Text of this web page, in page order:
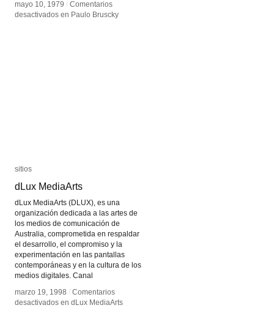
mayo 10, 1979 / Comentarios
desactivados en Paulo Bruscky
mayo 10, 1979 / Comentarios
desactivados en Paulo Bruscky
sitios
dLux MediaArts
dLux MediaArts (DLUX), es una
organización dedicada a las artes de
los medios de comunicación de
Australia, comprometida en respaldar
el desarrollo, el compromiso y la
experimentación en las pantallas
contemporáneas y en la cultura de los
medios digitales. Canal
marzo 19, 1998 / Comentarios
desactivados en dLux MediaArts
sitios
dLux MediaArts
marzo 19, 1998 / Comentarios
desactivados en dLux MediaArts